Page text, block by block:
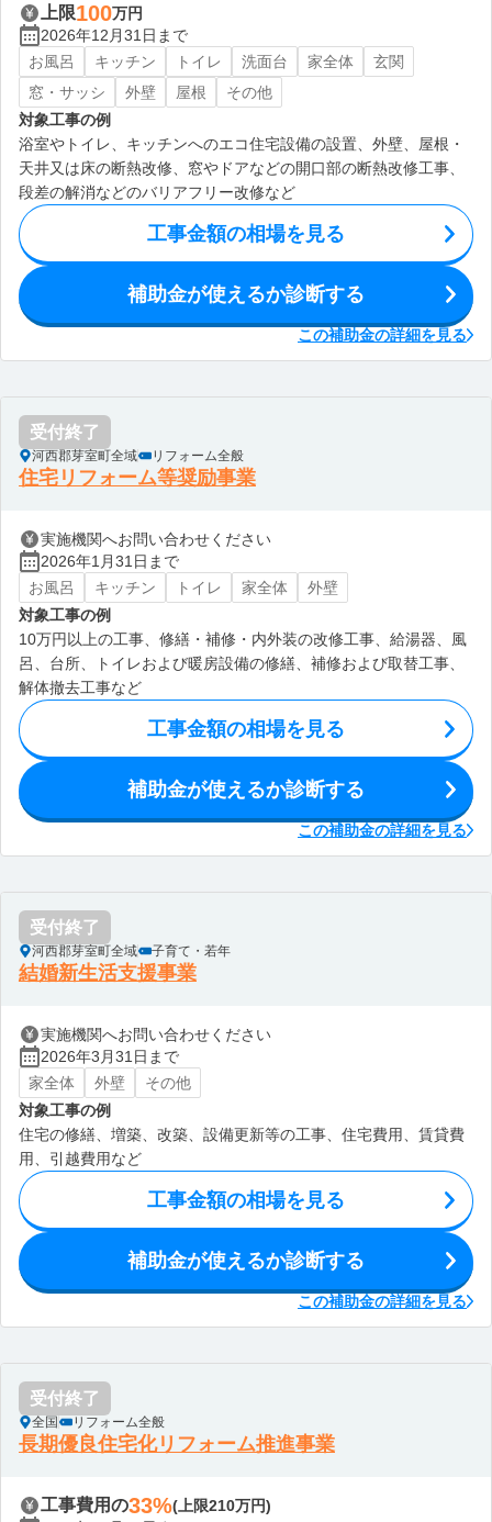
上限100万円
2026年12月31日まで
お風呂
キッチン トイレ 洗面台 家全体
玄関
窓・サッシ
外壁 屋根
その他
対象工事の例
浴室やトイレ、キッチンへのエコ住宅設備の設置、外壁、屋根・
天井又は床の断熱改修、窓やドアなどの開口部の断熱改修工事、
段差の解消などのバリアフリー改修など
工事金額の相場を見る
補助金が使えるか診断する
この補助金の詳細を見る
受付終了
河西郡芽室町全域 リフォーム全般
住宅リフォーム等奨励事業
実施機関へお問い合わせください
2026年1月31日まで
お風呂
キッチン トイレ 家全体
外壁
対象工事の例
10万円以上の工事、修繕・補修・内外装の改修工事、給湯器、風
呂、台所、トイレおよび暖房設備の修繕、補修および取替工事、
解体撤去工事など
工事金額の相場を見る
補助金が使えるか診断する
この補助金の詳細を見る
受付終了
河西郡芽室町全域 子育て・若年
結婚新生活支援事業
実施機関へお問い合わせください
2026年3月31日まで
家全体
外壁
その他
対象工事の例
住宅の修繕、増築、改築、設備更新等の工事、住宅費用、賃貸費
用、引越費用など
工事金額の相場を見る
補助金が使えるか診断する
この補助金の詳細を見る
受付終了
全国 リフォーム全般
長期優良住宅化リフォーム推進事業
工事費用の33%(上限210万円)